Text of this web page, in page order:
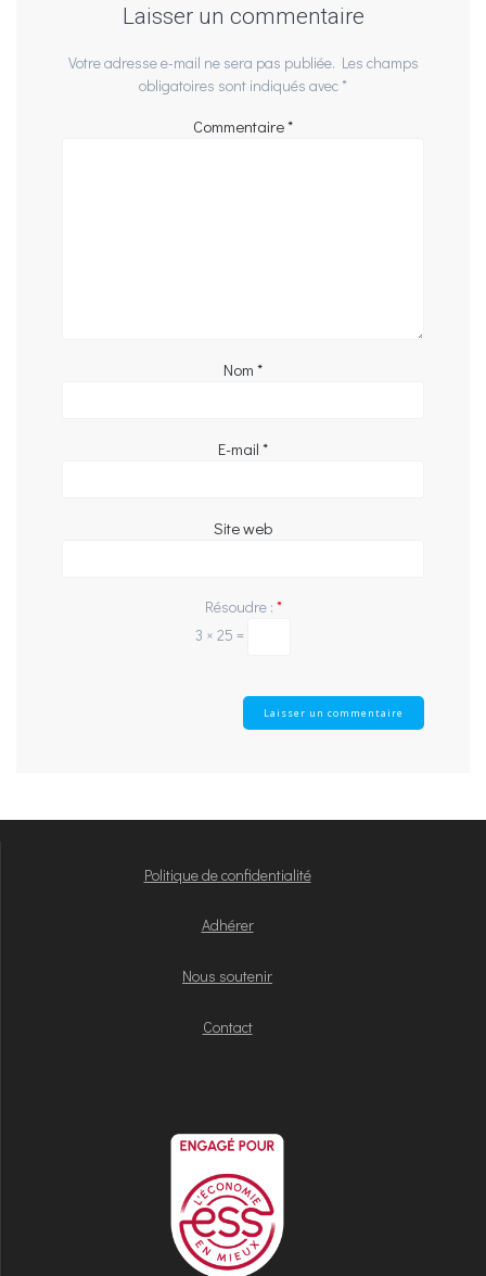
Laisser un commentaire
Votre adresse e-mail ne sera pas publiée. Les champs
obligatoires sont indiqués avec*
Commentaire*
Nom *
E-mail *
Site web
Résoudre : *
3 × 25 =
Politique de confidentialité
Adhérer
Nous soutenir
Contact